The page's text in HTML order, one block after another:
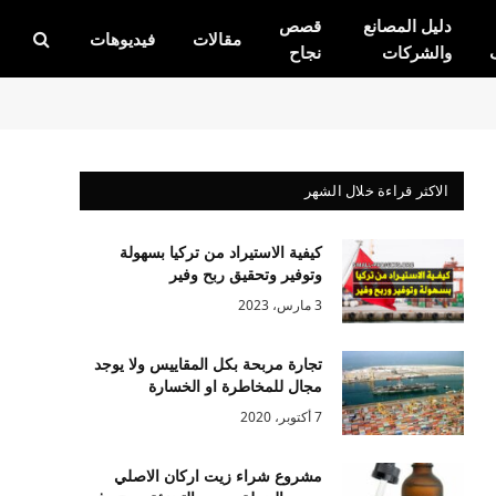
دليل المصانع
والشركات
قصص
نجاح
مقالات فيديوهات
الاكثر قراءة خلال الشهر
كيفية الاستيراد من تركيا بسهولة
وتوفير وتحقيق ربح وفير
3 مارس، 2023
تجارة مربحة بكل المقاييس ولا يوجد
مجال للمخاطرة او الخسارة
7 أكتوبر، 2020
مشروع شراء زيت اركان الاصلي